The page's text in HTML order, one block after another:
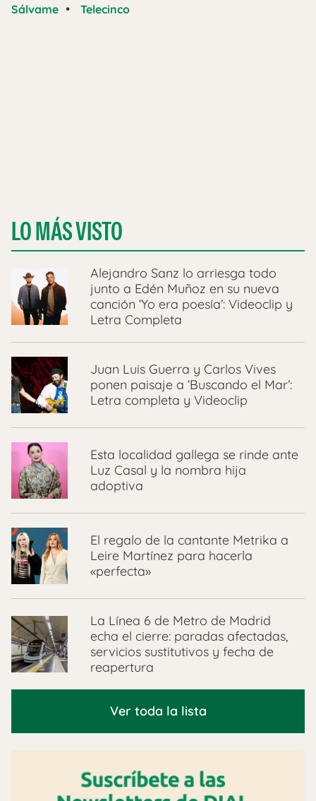
Sálvame • Telecinco
LO MÁS VISTO
Alejandro Sanz lo arriesga todo
junto a Edén Muñoz en su nueva
canción ‘Yo era poesía’: Videoclip y
Letra Completa
Juan Luis Guerra y Carlos Vives
ponen paisaje a ‘Buscando el Mar’:
Letra completa y Videoclip
Esta localidad gallega se rinde ante
Luz Casal y la nombra hija
adoptiva
El regalo de la cantante Metrika a
Leire Martínez para hacerla
«perfecta»
La Línea 6 de Metro de Madrid
echa el cierre: paradas afectadas,
servicios sustitutivos y fecha de
reapertura
Ver toda la lista